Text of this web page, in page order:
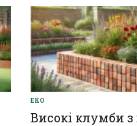
ЕКО
Високі клумби